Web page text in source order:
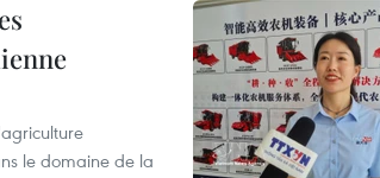
le domaine de la